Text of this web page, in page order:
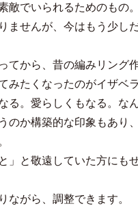
敵でいられるためのもの
ませんが、今はもう少し
てから、昔の編みリング
みたくなったのがイザベ
る。愛らしくもなる。な
のか構築的な印象もあり
」と敬遠していた方にも
ながら、調整できます。